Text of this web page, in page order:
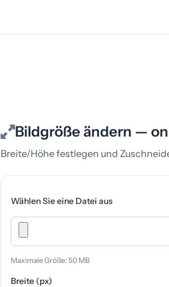
Bildgröße ändern —
Breite/Höhe festlegen und
Wählen Sie eine Datei aus
Maximale Größe: 50 MB
Breite (px)